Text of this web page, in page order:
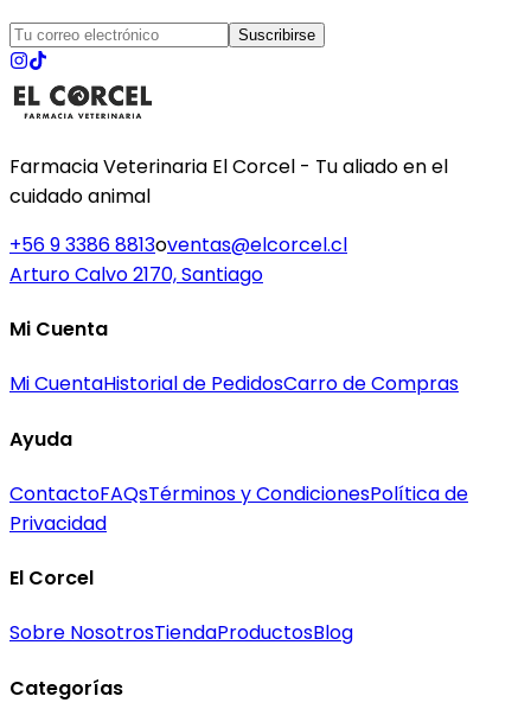
Suscribirse
Farmacia Veterinaria El Corcel - Tu aliado en el
cuidado animal
+56 9 3386 8813oventas@elcorcel.cl
Arturo Calvo 2170, Santiago
Mi Cuenta
Mi CuentaHistorial de PedidosCarro de Compras
Ayuda
ContactoFAQsTérminos y CondicionesPolítica de
Privacidad
El Corcel
Sobre NosotrosTiendaProductosBlog
Categorías